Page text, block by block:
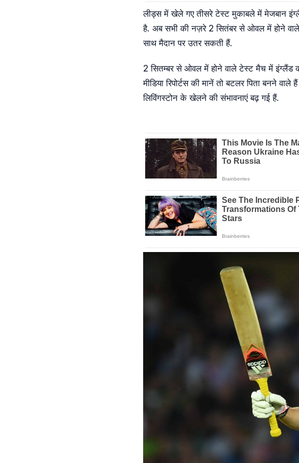
लीड्स में खेले गए तीसरे टेस्ट मुकाबले में मेजबान
है. अब सभी की नज़रे 2 सितंबर से ओवल में होने
साथ मैदान पर उतर सकती हैं.
2 सितम्बर से ओवल में होने वाले टेस्ट मैच में इंग्लैंड
मीडिया रिपोर्टस की मानें तो बटलर पिता बनने
लिविंगस्टोन के खेलने की संभावनाएं बढ़ गई हैं.